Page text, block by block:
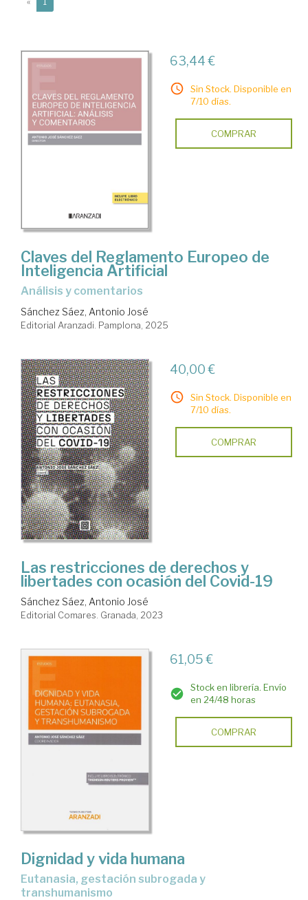
63,44 €
Sin Stock. Disponible en
7/10 días.
COMPRAR
Claves del Reglamento Europeo de
Inteligencia Artificial
análisis y comentarios
Sánchez Sáez, Antonio José
Editorial Aranzadi. Pamplona, 2025
40,00 €
Sin Stock. Disponible en
7/10 días.
COMPRAR
Las restricciones de derechos y
libertades con ocasión del Covid-19
Sánchez Sáez, Antonio José
Editorial Comares. Granada, 2023
61,05 €
Stock en librería. Envío
en 24/48 horas
COMPRAR
Dignidad y vida humana
eutanasia, gestación subrogada y
transhumanismo